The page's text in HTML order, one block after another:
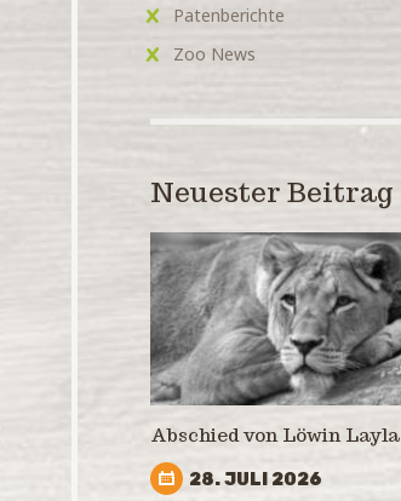
Patenberichte
Zoo News
Neuester Beitrag
Abschied von Löwin Layla
28. JULI 2026